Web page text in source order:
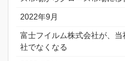
2022年9月
富士フイルム株式会社が、
社でなくなる